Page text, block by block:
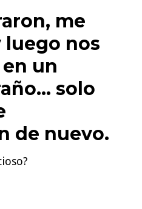
me
nos
un
solo
de nuevo.